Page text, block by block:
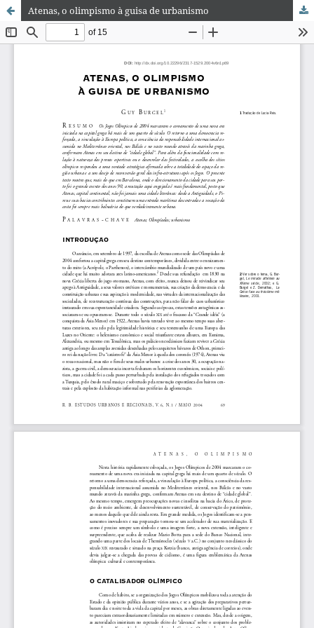
Atenas, o olimpismo à guisa de urbanismo